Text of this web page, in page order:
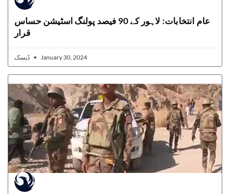
عام انتخابات: لاہور کے 90 فیصد پولنگ اسٹیشن حساس
قرار
January 30, 2024